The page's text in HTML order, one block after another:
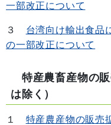
一部改正について
３ 台湾向け輸出食品
の一部改正について
特産農畜産物の
は除く）
１ 特産農産物の販売